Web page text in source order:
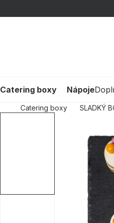
na
Catering boxy Nápoje
Catering boxy SLADKÝ